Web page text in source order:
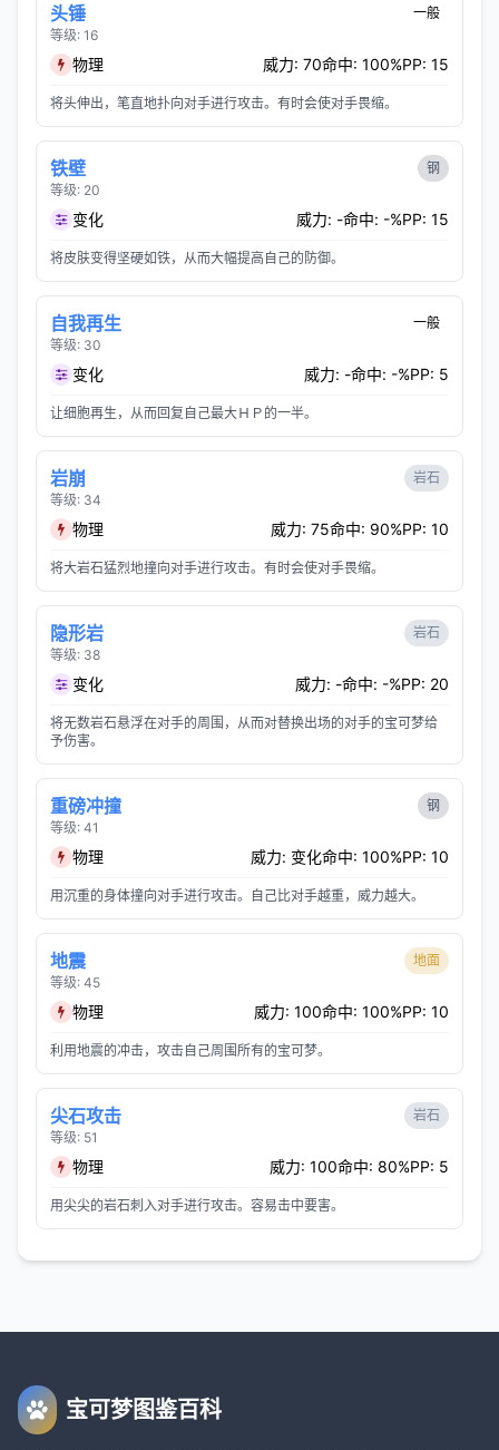
头锤
等级: 16
一般
物理 威力: 70命中: 100%PP: 15
将头伸出，笔直地扑向对手进行攻击。有时会使对手畏缩。
铁壁
等级: 20
钢
变化 威力: -命中: -%PP: 15
将皮肤变得坚硬如铁，从而大幅提高自己的防御。
自我再生
等级: 30
一般
变化 威力: -命中: -%PP: 5
让细胞再生，从而回复自己最大ＨＰ的一半。
岩崩
等级: 34
岩石
物理 威力: 75命中: 90%PP: 10
将大岩石猛烈地撞向对手进行攻击。有时会使对手畏缩。
隐形岩
等级: 38
岩石
变化 威力: -命中: -%PP: 20
将无数岩石悬浮在对手的周围，从而对替换出场的对手的宝可梦给
予伤害。
重磅冲撞
等级: 41
钢
物理 威力: 变化命中: 100%PP: 10
用沉重的身体撞向对手进行攻击。自己比对手越重，威力越大。
地震
等级: 45
地面
物理 威力: 100命中: 100%PP: 10
利用地震的冲击，攻击自己周围所有的宝可梦。
尖石攻击
等级: 51
岩石
物理 威力: 100命中: 80%PP: 5
用尖尖的岩石刺入对手进行攻击。容易击中要害。
宝可梦图鉴百科